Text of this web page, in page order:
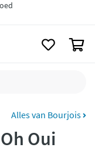
*
Alles van Bourjois
Oui